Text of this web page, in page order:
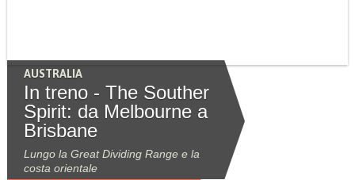
AUSTRALIA
In treno - The Souther
Spirit: da Melbourne a
Brisbane
Lungo la Great Dividing Range e la
costa orientale